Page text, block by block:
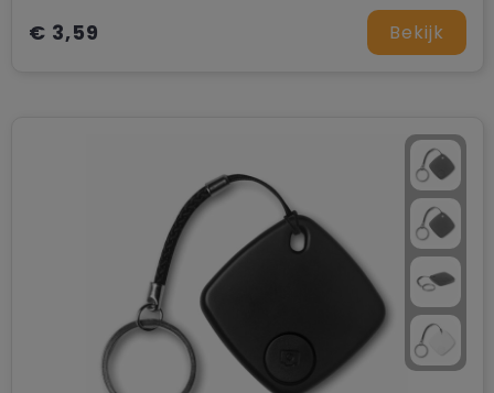
€ 3,59 Bekijk